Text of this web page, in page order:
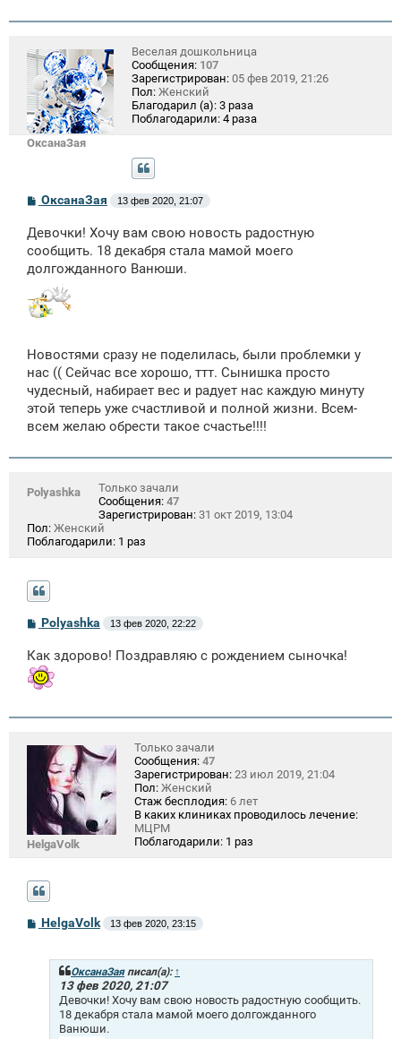
ОксанаЗая
Веселая дошкольница
Сообщения: 107
Зарегистрирован: 05 фев 2019, 21:26
Пол: Женский
Благодарил (а): 3 раза
Поблагодарили: 4 раза
С
о
б
щ
н
е
ОксанаЗая 13 фев 2020, 21:07
Девочки! Хочу вам свою новость радостную
сообщить. 18 декабря стала мамой моего
долгожданного Ванюши.
Новостями сразу не поделилась, были проблемки у
нас (( Сейчас все хорошо, ттт. Сынишка просто
чудесный, набирает вес и радует нас каждую минуту
этой теперь уже счастливой и полной жизни. Всем-
всем желаю обрести такое счастье!!!!
Polyashka
Только зачали
Сообщения: 47
Зарегистрирован: 31 окт 2019, 13:04
Пол: Женский
Поблагодарили: 1 раз
С
о
б
щ
е
е
Polyashka 13 фев 2020, 22:22
Как здорово! Поздравляю с рождением сыночка!
HelgaVolk
Только зачали
Сообщения: 47
Зарегистрирован: 23 июл 2019, 21:04
Пол: Женский
Стаж бесплодия: 6 лет
В каких клиниках проводилось лечение:
МЦРМ
Поблагодарили: 1 раз
С
о
HelgaVolk 13 фев 2020, 23:15
ОксанаЗаяписал(а): ↑
13 фев 2020, 21:07
Девочки! Хочу вам свою новость радостную сообщить.
18 декабря стала мамой моего долгожданного
Ванюши.